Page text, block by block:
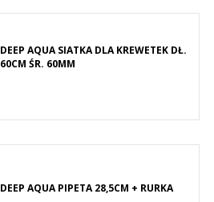
DEEP AQUA SIATKA DLA KREWETEK DŁ.
60CM ŚR. 60MM
DEEP AQUA PIPETA 28,5CM + RURKA